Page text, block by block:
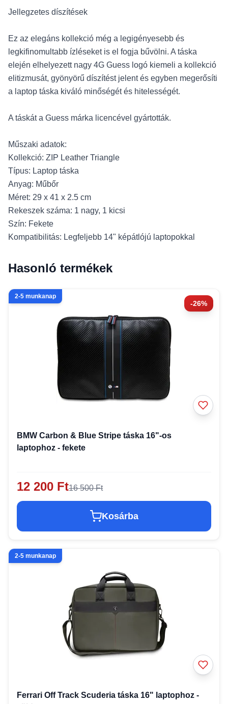
Jellegzetes díszítések
Ez az elegáns kollekció még a legigényesebb és
legkifinomultabb ízléseket is el fogja bűvölni. A táska
elején elhelyezett nagy 4G Guess logó kiemeli a kollekció
elitizmusát, gyönyörű díszítést jelent és egyben megerősíti
a laptop táska kiváló minőségét és hitelességét.
A táskát a Guess márka licencével gyártották.
Műszaki adatok:
Kollekció: ZIP Leather Triangle
Típus: Laptop táska
Anyag: Műbőr
Méret: 29 x 41 x 2.5 cm
Rekeszek száma: 1 nagy, 1 kicsi
Szín: Fekete
Kompatibilitás: Legfeljebb 14" képátlójú laptopokkal
Hasonló termékek
-26%
2-5 munkanap
BMW Carbon & Blue Stripe táska 16"-os
laptophoz - fekete
12 200 Ft16 500 Ft
Kosárba
2-5 munkanap
Ferrari Off Track Scuderia táska 16" laptophoz -